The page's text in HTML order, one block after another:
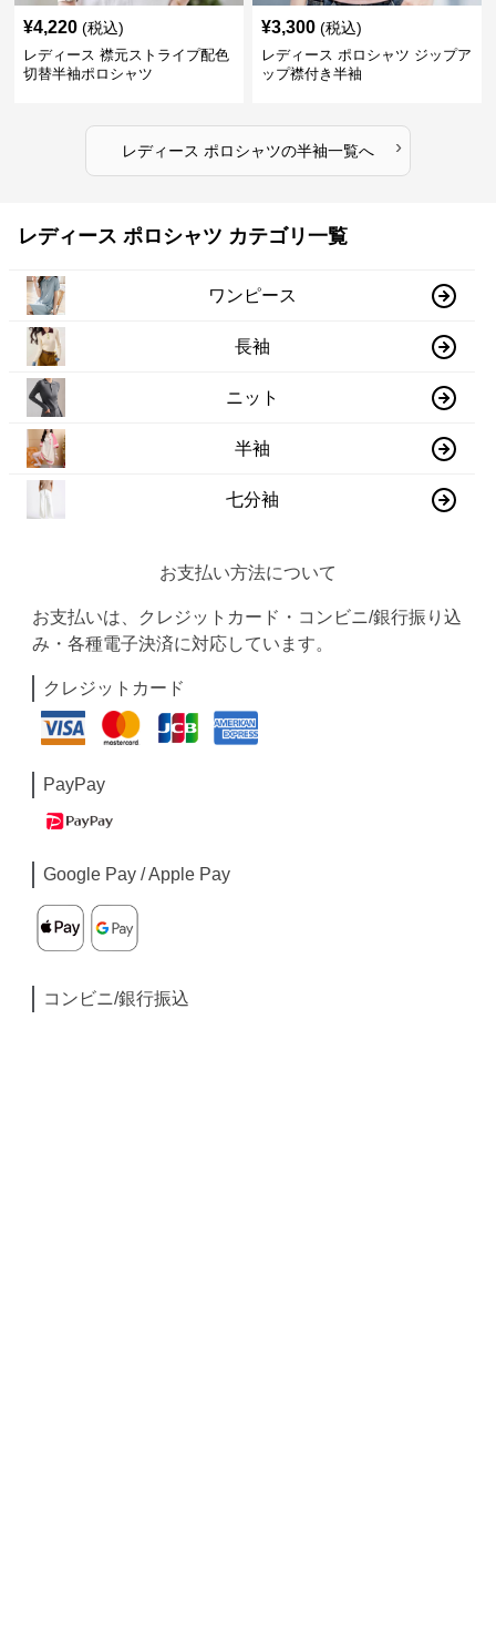
¥4,220 (税込)
レディース 襟元ストライプ配色
切替半袖ポロシャツ
¥3,300 (税込)
レディース ポロシャツ ジップア
ップ襟付き半袖
レディース ポロシャツの半袖一覧へ ›
レディース ポロシャツ カテゴリ一覧
ワンピース
長袖
ニット
半袖
七分袖
お支払い方法について
お支払いは、クレジットカード・コンビニ/銀行振り込
み・各種電子決済に対応しています。
クレジットカード
PayPay
Google Pay / Apple Pay
コンビニ/銀行振込